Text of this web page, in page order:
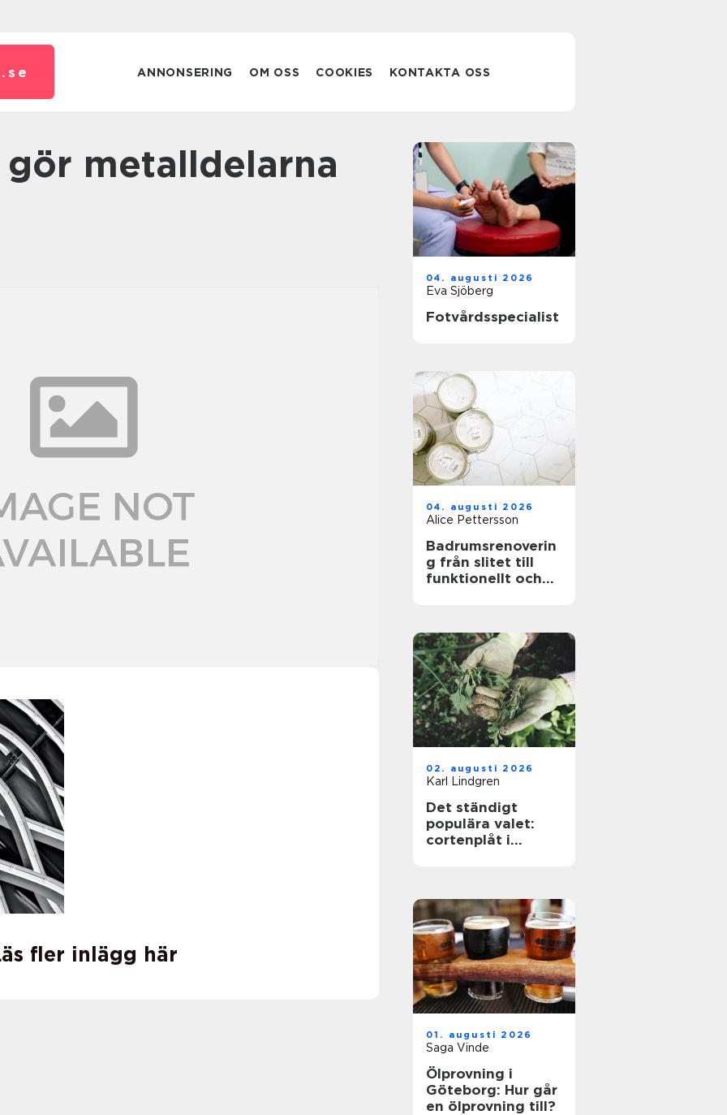
se ANNONSERING OM OSS COOKIES KONTAKTA OSS
fler inlägg här
04. augusti 2026
Eva Sjöberg
Fotvårdsspecialist
04. augusti 2026
Alice Pettersson
Badrumsrenoverin
g från slitet till
funktionellt och
02. augusti 2026
Karl Lindgren
Det ständigt
populära valet:
cortenplåt i
01. augusti 2026
Saga Vinde
Ölprovning i
Göteborg: Hur går
en ölprovning till?